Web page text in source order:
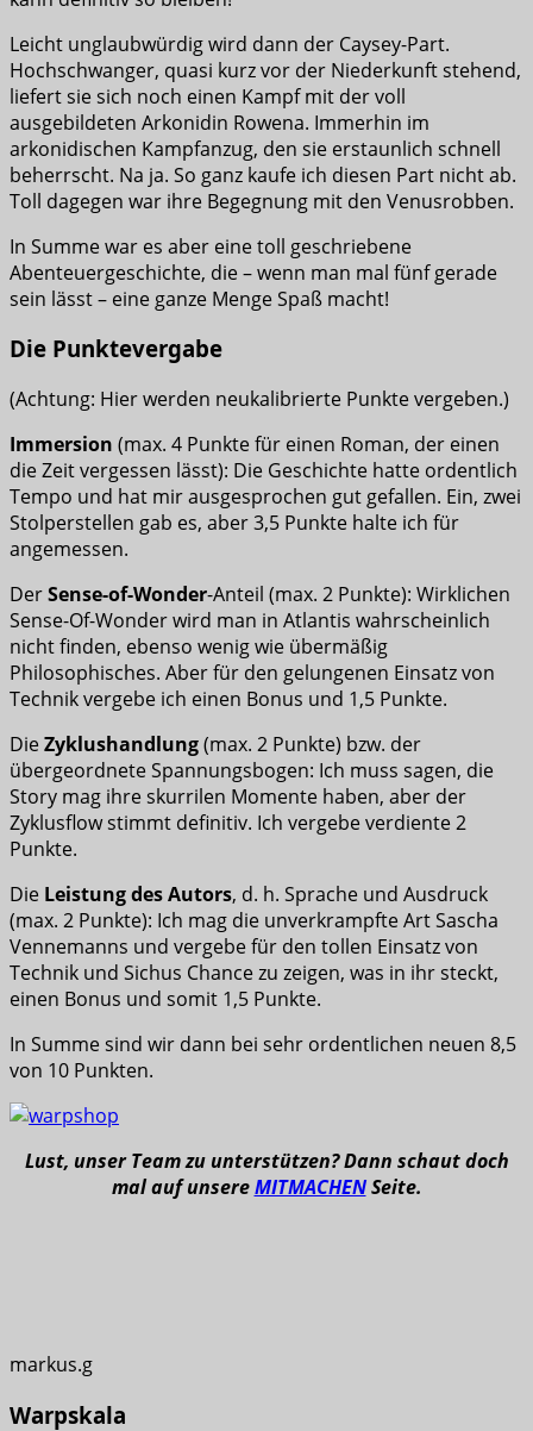
Leicht unglaubwürdig wird dann der Caysey-Part.
Hochschwanger, quasi kurz vor der Niederkunft stehend,
liefert sie sich noch einen Kampf mit der voll
ausgebildeten Arkonidin Rowena. Immerhin im
arkonidischen Kampfanzug, den sie erstaunlich schnell
beherrscht. Na ja. So ganz kaufe ich diesen Part nicht ab.
Toll dagegen war ihre Begegnung mit den Venusrobben.
In Summe war es aber eine toll geschriebene
Abenteuergeschichte, die – wenn man mal fünf gerade
sein lässt – eine ganze Menge Spaß macht!
Die Punktevergabe
(Achtung: Hier werden neukalibrierte Punkte vergeben.)
Immersion (max. 4 Punkte für einen Roman, der einen
die Zeit vergessen lässt): Die Geschichte hatte ordentlich
Tempo und hat mir ausgesprochen gut gefallen. Ein, zwei
Stolperstellen gab es, aber 3,5 Punkte halte ich für
angemessen.
DerSense-of-Wonder-Anteil (max. 2 Punkte): Wirklichen
Sense-Of-Wonder wird man in Atlantis wahrscheinlich
nicht finden, ebenso wenig wie übermäßig
Philosophisches. Aber für den gelungenen Einsatz von
Technik vergebe ich einen Bonus und 1,5 Punkte.
DieZyklushandlung(max. 2 Punkte) bzw. der
übergeordnete Spannungsbogen: Ich muss sagen, die
Story mag ihre skurrilen Momente haben, aber der
Zyklusflow stimmt definitiv. Ich vergebe verdiente 2
Punkte.
Die Leistung des Autors, d. h. Sprache und Ausdruck
(max. 2 Punkte): Ich mag die unverkrampfte Art Sascha
Vennemanns und vergebe für den tollen Einsatz von
Technik und Sichus Chance zu zeigen, was in ihr steckt,
einen Bonus und somit 1,5 Punkte.
In Summe sind wir dann bei sehr ordentlichen neuen 8,5
von 10 Punkten.
Lust, unser Team zu unterstützen? Dann schaut doch
mal auf unsereMITMACHENSeite.
markus.g
Warpskala